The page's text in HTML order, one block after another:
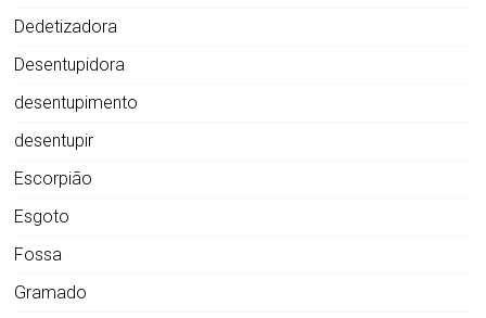
Dedetizadora
Desentupidora
desentupimento
desentupir
Escorpião
Esgoto
Fossa
Gramado